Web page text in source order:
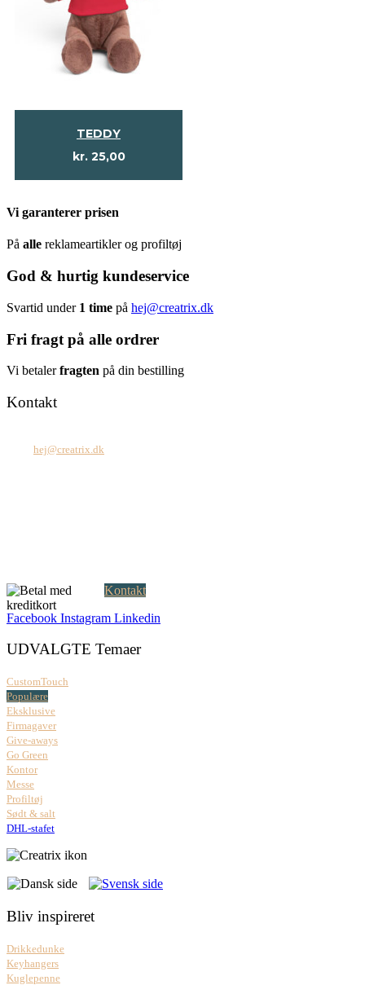
TEDDY
kr.25,00
Vi garanterer prisen
På alle reklameartikler og profiltøj
God & hurtig kundeservice
Svartid under 1 time på hej@creatrix.dk
Fri fragt på alle ordrer
Vi betalerfragten på din bestilling
Kontakt
hej@creatrix.dk
Kontakt
Facebook Instagram Linkedin
UDVALGTE Temaer
CustomTouch
Populære
Eksklusive
Firmagaver
Give-aways
Go Green
Kontor
Messe
Profiltøj
Sødt & salt
DHL-stafet
Bliv inspireret
Drikkedunke
Keyhangers
Kuglepenne